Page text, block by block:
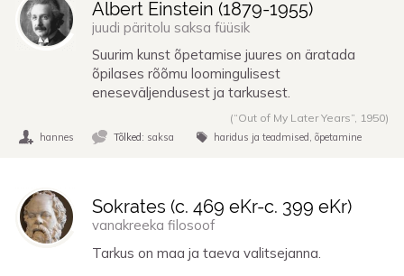
Albert Einstein (1879-1955)
juudi päritolu saksa füüsik
Suurim kunst õpetamise juures on äratada
õpilases rõõmu loomingulisest
eneseväljendusest ja tarkusest.
(“Out of My Later Years”, 1950)
hannes Tõlked: saksa haridus ja teadmised õpetamine
Sokrates (c. 469 eKr-c. 399 eKr)
vanakreeka filosoof
Tarkus on maa ja taeva valitsejanna.